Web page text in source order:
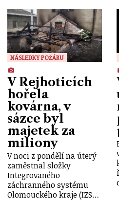
NÁSLEDKY POŽÁRU
V Rejhoticích
hořela
kovárna, v
sázce byl
majetek za
miliony
V noci z pondělí na úterý
zaměstnal složky
Integrovaného
záchranného systému
Olomouckého kraje (IZS…